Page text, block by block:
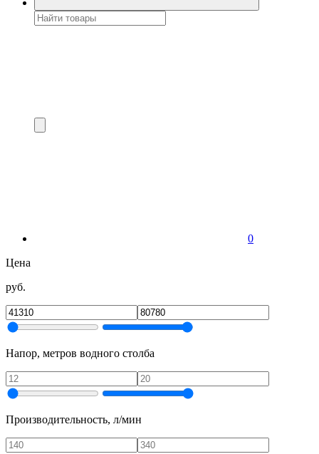
0
Цена
руб.
Напор, метров водного столба
Производительность, л/мин